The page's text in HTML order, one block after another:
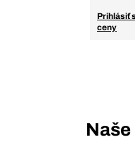
Prihlásiť
ceny